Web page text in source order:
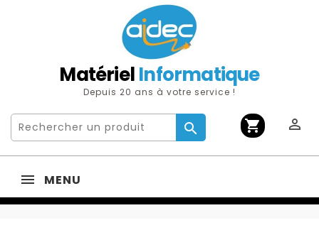
MatérielInformatique
Depuis 20 ans à votre service !
 shopping_cart 
MENU